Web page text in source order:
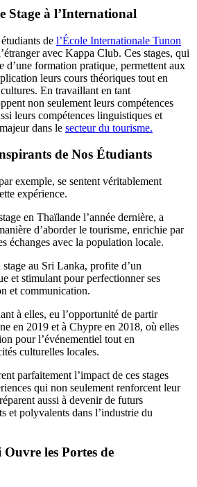
Stage à l’International
de l’École Internationale Tunon
avec Kappa Club. Ces stages, qui
d’une formation pratique, permettent aux
leurs cours théoriques tout en
En travaillant en tant
non seulement leurs compétences
leurs compétences linguistiques et
dans le secteur du tourisme.
de Nos Étudiants
exemple, se sentent véritablement
expérience.
en Thaïlande l’année dernière, a
d’aborder le tourisme, enrichie par
échanges avec la population locale.
stage au Sri Lanka, profite d’un
et stimulant pour perfectionner ses
et communication.
à elles, eu l’opportunité de partir
en 2019 et à Chypre en 2018, où elles
pour l’événementiel tout en
culturelles locales.
parfaitement l’impact de ces stages
qui non seulement renforcent leur
aussi à devenir de futurs
et polyvalents dans l’industrie du
les Portes de